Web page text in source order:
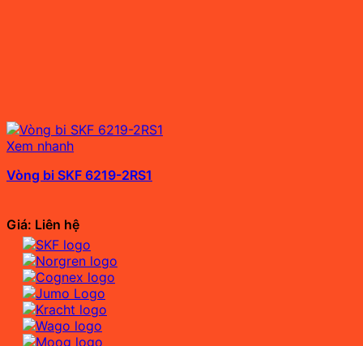
Xem nhanh
Vòng bi SKF 6219-2RS1
Giá: Liên hệ